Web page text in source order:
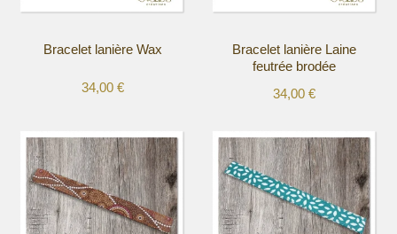
Bracelet lanière Wax
34,00 €
plusieurs
variations.
Les
options
Bracelet lanière Laine
feutrée brodée
34,00€
plusieurs
variations.
Les
options